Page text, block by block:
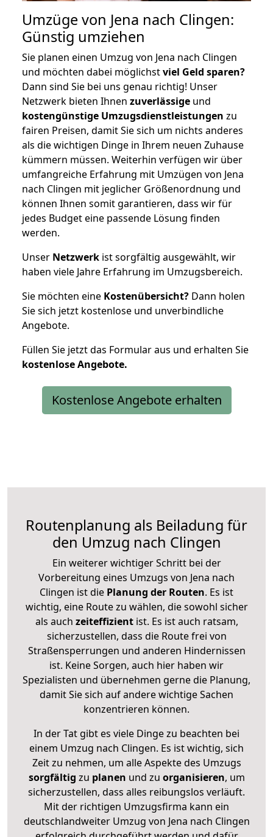
Umzüge von Jena nach Clingen:
Günstig umziehen
Sie planen einen Umzug von Jena nach Clingen
und möchten dabei möglichstviel Geld sparen?
Dann sind Sie bei uns genau richtig! Unser
Netzwerk bieten Ihnen zuverlässige und
kostengünstige Umzugsdienstleistungen zu
fairen Preisen, damit Sie sich um nichts anderes
als die wichtigen Dinge in Ihrem neuen Zuhause
kümmern müssen. Weiterhin verfügen wir über
umfangreiche Erfahrung mit Umzügen von Jena
nach Clingen mit jeglicher Größenordnung und
können Ihnen somit garantieren, dass wir für
jedes Budget eine passende Lösung finden
werden.
Unser Netzwerk ist sorgfältig ausgewählt, wir
haben viele Jahre Erfahrung im Umzugsbereich.
Sie möchten eine Kostenübersicht? Dann holen
Sie sich jetzt kostenlose und unverbindliche
Angebote.
Füllen Sie jetzt das Formular aus und erhalten Sie
kostenloseAngebote.
Kostenlose Angebote erhalten
Routenplanung als Beiladung für
den Umzug nach Clingen
Ein weiterer wichtiger Schritt bei der
Vorbereitung eines Umzugs von Jena nach
Clingen ist die Planung der Routen. Es ist
wichtig, eine Route zu wählen, die sowohl sicher
als auch zeiteffizientist. Es ist auch ratsam,
sicherzustellen, dass die Route frei von
Straßensperrungen und anderen Hindernissen
ist. Keine Sorgen, auch hier haben wir
Spezialisten und übernehmen gerne die Planung,
damit Sie sich auf andere wichtige Sachen
konzentrieren können.
In der Tat gibt es viele Dinge zu beachten bei
einem Umzug nach Clingen. Es ist wichtig, sich
Zeit zu nehmen, um alle Aspekte des Umzugs
sorgfältig zu planen und zu organisieren, um
sicherzustellen, dass alles reibungslos verläuft.
Mit der richtigen Umzugsfirma kann ein
deutschlandweiter Umzug von Jena nach Clingen